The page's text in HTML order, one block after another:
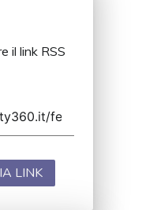
il link RSS
LINK